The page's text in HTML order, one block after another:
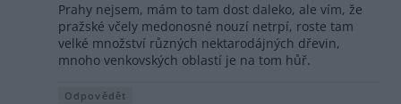
Prahy nejsem, mám to tam dost daleko, ale vím, že
pražské včely medonosné nouzí netrpí, roste tam
velké množství různých nektarodájných dřevin,
mnoho venkovských oblastí je na tom hůř.
Odpovědět